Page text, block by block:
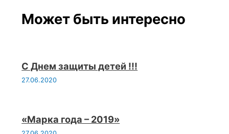
Может быть интересно
С Днем защиты детей !!!
27.06.2020
«Марка года – 2019»